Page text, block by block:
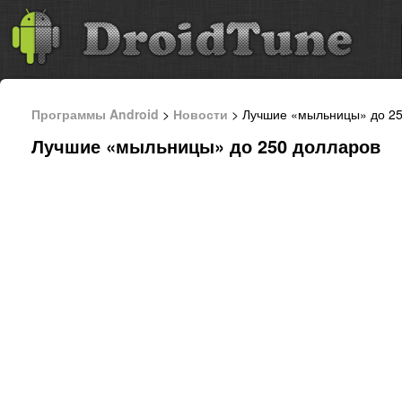
Программы Android > Новости > Лучшие «мыльницы» до
Лучшие «мыльницы» до 250 долларов